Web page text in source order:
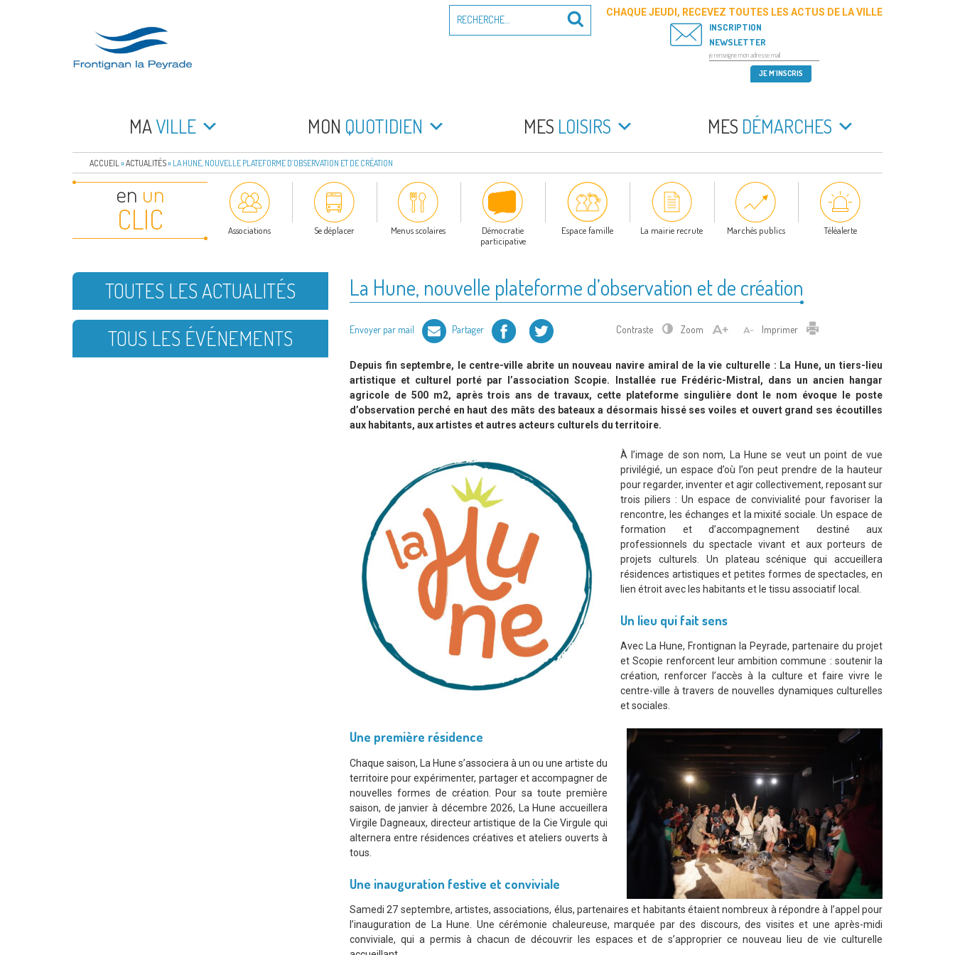
FRONTIGNAN LA PEYRADE
pour
Recherche
CHAQUE JEUDI, RECEVEZ TOUTES LES ACTUS DE LA VILLE
INSCRIPTION
NEWSLETTER
MAVILLE MON QUOTIDIEN MES LOISIRS MES DÉMARCHES
ACCUEIL »ACTUALITÉS» LA HUNE, NOUVELLE PLATEFORME D’OBSERVATION ET DE CRÉATION
en un
CLIC Associations Se déplacer Menus scolaires
Démocratie
participative
Espace famille La mairie recrute Marchés publics Téléalerte
La Hune, nouvelle plateforme d’observation et de création
Envoyer par mail Partager Facebook Twitter Contraste Zoom Imprimer Imprimer
Depuis fin septembre, le centre-ville abrite un nouveau navire amiral de la vie culturelle : La Hune, un tiers-lieu
artistique et culturel porté par l’association Scopie. Installée rue Frédéric-Mistral, dans un ancien hangar
agricole de 500 m2, après trois ans de travaux, cette plateforme singulière dont le nom évoque le poste
d’observation perché en haut des mâts des bateaux a désormais hissé ses voiles et ouvert grand ses écoutilles
aux habitants, aux artistes et autres acteurs culturels du territoire.
À l’image de son nom, La Hune se veut un point de vue
privilégié, un espace d’où l’on peut prendre de la hauteur
pour regarder, inventer et agir collectivement, reposant sur
trois piliers : Un espace de convivialité pour favoriser la
rencontre, les échanges et la mixité sociale. Un espace de
formation et d’accompagnement destiné aux
professionnels du spectacle vivant et aux porteurs de
projets culturels. Un plateau scénique qui accueillera
résidences artistiques et petites formes de spectacles, en
lien étroit avec les habitants et le tissu associatif local.
Un lieu qui fait sens
Avec La Hune, Frontignan la Peyrade, partenaire du projet
et Scopie renforcent leur ambition commune : soutenir la
création, renforcer l’accès à la culture et faire vivre le
centre-ville à travers de nouvelles dynamiques culturelles
et sociales.
Une première résidence
Chaque saison, La Hune s’associera à un ou une artiste du
territoire pour expérimenter, partager et accompagner de
nouvelles formes de création. Pour sa toute première
saison, de janvier à décembre 2026, La Hune accueillera
Virgile Dagneaux, directeur artistique de la Cie Virgule qui
alternera entre résidences créatives et ateliers ouverts à
tous.
Une inauguration festive et conviviale
Samedi 27 septembre, artistes, associations, élus, partenaires et habitants étaient nombreux à répondre à l’appel pour
l’inauguration de La Hune. Une cérémonie chaleureuse, marquée par des discours, des visites et une après-midi
conviviale, qui a permis à chacun de découvrir les espaces et de s’approprier ce nouveau lieu de vie culturelle
TOUTES LES ACTUALITÉS
TOUS LES ÉVÉNEMENTS